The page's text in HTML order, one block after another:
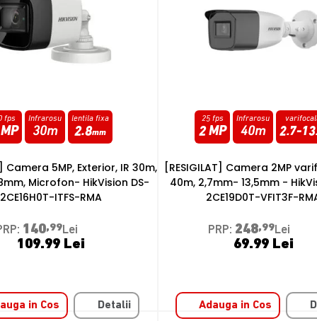
fps Infrarosu
40m
varifocala
2.7-13.5
Camera 2MP varifocala, IR
13,5mm - HikVision DS-
2CE19D0T-VFIT3F-RMA
248,99 Lei
69.99 Lei
in Cos Detalii
20 fps
5 MP
Infrarosu
30m
lentila
2.8
[RESIGILAT] Camera 5MP
lentila 2.8, Microfon -
2CE16H0T-ITPFS2-
PRP: 136,99 Lei
64.99 Lei
Adauga in Cos